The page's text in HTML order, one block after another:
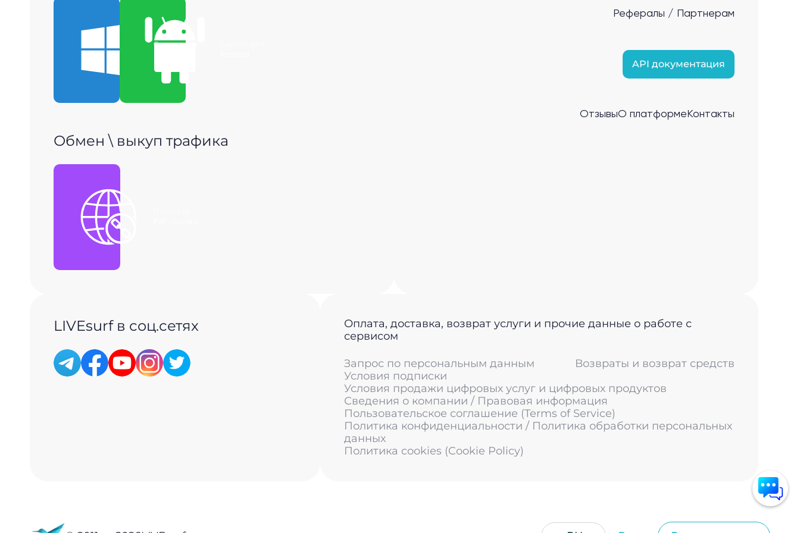
Скачать для
Обмен \ выкуп трафика
Рефералы / Партнерам
API документация
ОтзывыО платформе Контакты
LIVEsurf в соц.сетях
Оплата, доставка, возврат услуги и прочие данные о работе с
сервисом
Запрос по персональным данным
Возвраты и возврат средств
Условия подписки
Условия продажи цифровых услуг и цифровых продуктов
Сведения о компании / Правовая информация
Пользовательское соглашение (Terms of Service)
Политика конфиденциальности / Политика обработки персональных
данных
Политика cookies (Cookie Policy)